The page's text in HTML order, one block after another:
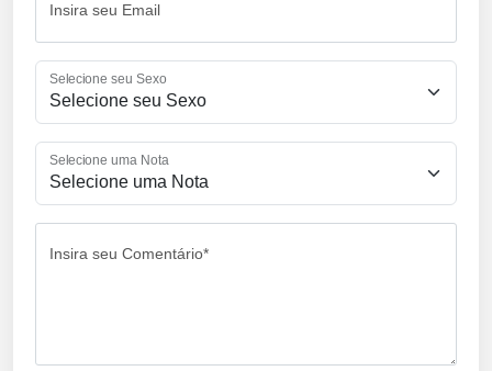
Insira seu Email
Selecione seu Sexo
Selecione uma Nota
Insira seu Comentário*